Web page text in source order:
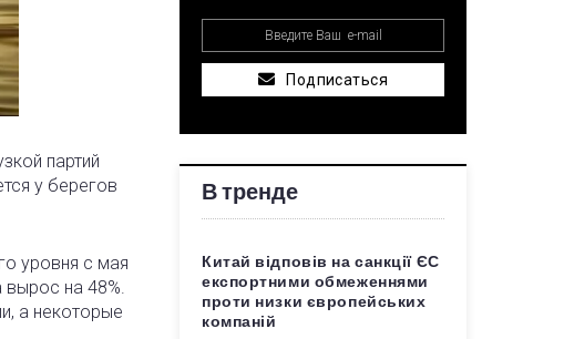
партий
у берегов
уровня с мая
вырос на 48%.
а некоторые
Подписаться
В тренде
Китай відповів на санкції ЄС
експортними обмеженнями
проти низки європейських
компаній